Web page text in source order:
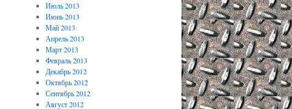
Июль 2013
Июнь 2013
Май 2013
Апрель 2013
Март 2013
Февраль 2013
Декабрь 2012
Октябрь 2012
Сентябрь 2012
Август 2012